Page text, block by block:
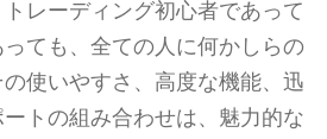
レーディング初心者であって
ても、全ての人に何かしらの
使いやすさ、高度な機能、迅
トの組み合わせは、魅力的な